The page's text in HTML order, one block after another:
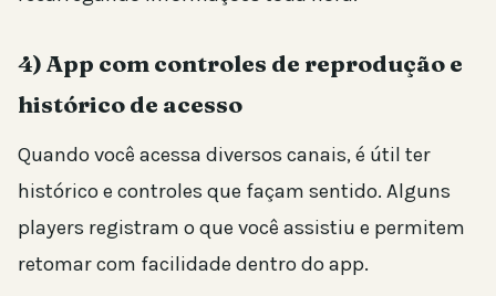
4) App com controles de reprodução e
histórico de acesso
Quando você acessa diversos canais, é útil ter
histórico e controles que façam sentido. Alguns
players registram o que você assistiu e permitem
retomar com facilidade dentro do app.